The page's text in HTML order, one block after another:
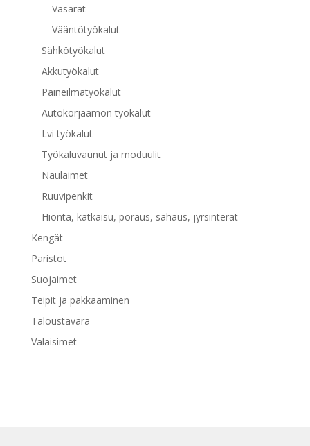
Vasarat
Vääntötyökalut
Sähkötyökalut
Akkutyökalut
Paineilmatyökalut
Autokorjaamon työkalut
Lvi työkalut
Työkaluvaunut ja moduulit
Naulaimet
Ruuvipenkit
Hionta, katkaisu, poraus, sahaus, jyrsinterät
Kengät
Paristot
Suojaimet
Teipit ja pakkaaminen
Taloustavara
Valaisimet